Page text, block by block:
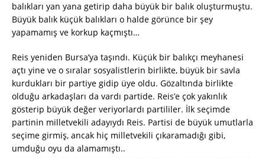
balıkları yan yana getirip daha büyük bir balık oluşturmuştu.
Büyük balık küçük balıkları o halde görünce bir şey
yapamamış ve korkup kaçmıştı…
Reis yeniden Bursa’ya taşındı. Küçük bir balıkçı meyhanesi
açtı yine ve o sıralar sosyalistlerin birlikte, büyük bir savla
kurdukları bir partiye gidip üye oldu. Gözaltında birlikte
olduğu arkadaşları da vardı partide. Reis’e çok yakınlık
gösterip büyük değer veriyorlardı partililer. İlk seçimde
partinin milletvekili adayıydı Reis. Partisi de büyük umutlarla
seçime girmiş, ancak hiç milletvekili çıkaramadığı gibi,
umduğu oyu da alamamıştı..